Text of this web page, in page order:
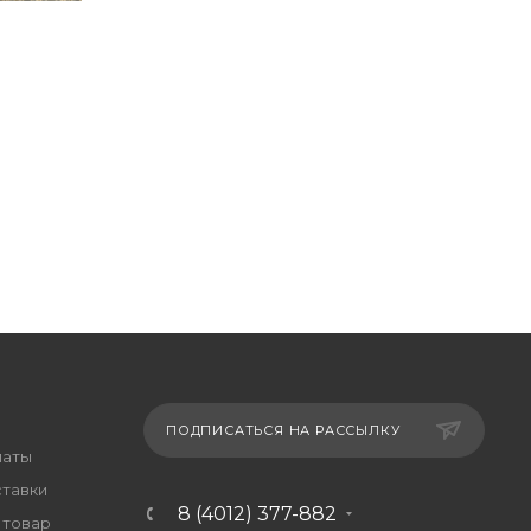
ПОДПИСАТЬСЯ НА РАССЫЛКУ
8 (4012) 377-882